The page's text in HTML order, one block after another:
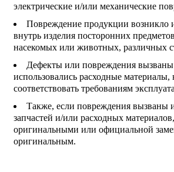
электрические и/или механические
Повреждение продукции возникло
внутрь изделия посторонних
насекомых или животных, различных
Дефекты или повреждения вызваны
использовались расходные материалы,
соответствовать требованиям
Также, если повреждения вызваны
запчастей и/или расходных
оригинальными или официальной
оригинальным.